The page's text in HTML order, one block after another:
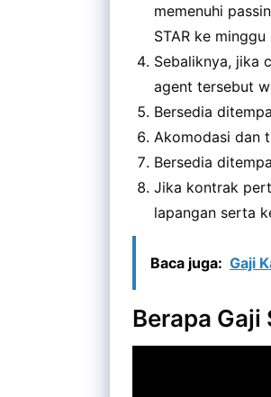
memenuhi
STAR ke
Sebaliknya, jika
agent tersebut
Bersedia
Akomodasi dan
Bersedia
Jika kontrak
lapangan serta
Baca juga: Gaji
Berapa Gaji